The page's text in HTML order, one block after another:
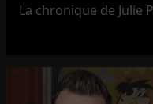
La chronique de Julie